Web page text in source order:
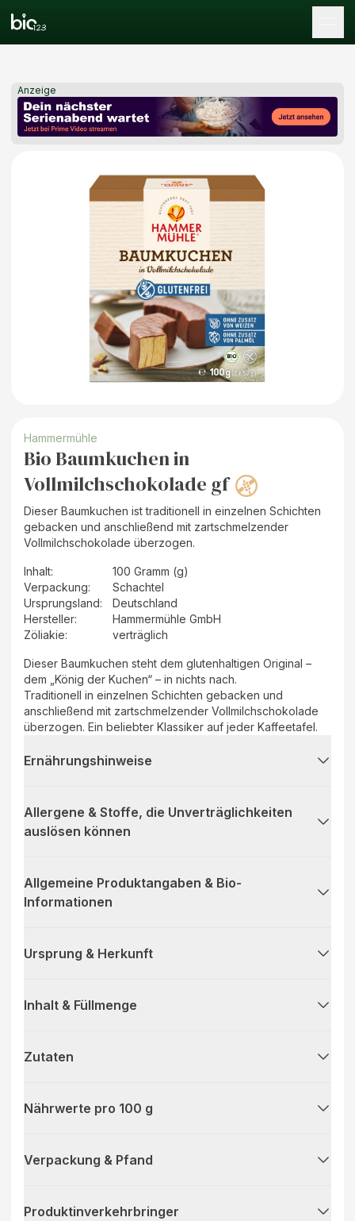
Anzeige
Hammermühle
Bio Baumkuchen in
Vollmilchschokolade gf
Dieser Baumkuchen ist traditionell in einzelnen Schichten
gebacken und anschließend mit zartschmelzender
Vollmilchschokolade überzogen.
Inhalt:
100 Gramm (g)
Verpackung:
Schachtel
Ursprungsland:
Deutschland
Hersteller:
Hammermühle GmbH
Zöliakie:
verträglich
Dieser Baumkuchen steht dem glutenhaltigen Original –
dem „König der Kuchen“ – in nichts nach.
Traditionell in einzelnen Schichten gebacken und
anschließend mit zartschmelzender Vollmilchschokolade
überzogen. Ein beliebter Klassiker auf jeder Kaffeetafel.
Ernährungshinweise
Allergene & Stoffe, die Unverträglichkeiten
auslösen können
Allgemeine Produktangaben & Bio-
Informationen
Ursprung & Herkunft
Inhalt & Füllmenge
Zutaten
Nährwerte pro 100 g
Verpackung & Pfand
Produktinverkehrbringer